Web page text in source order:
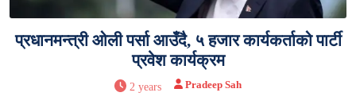
प्रधानमन्त्री ओली पर्सा आउँदै, ५ हजार कार्यकर्ताको पार्टी
प्रवेश कार्यक्रम
2 years Pradeep Sah